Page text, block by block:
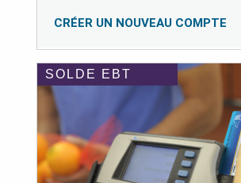
CRÉER UN NOUVEAU COMPTE
SOLDE EBT